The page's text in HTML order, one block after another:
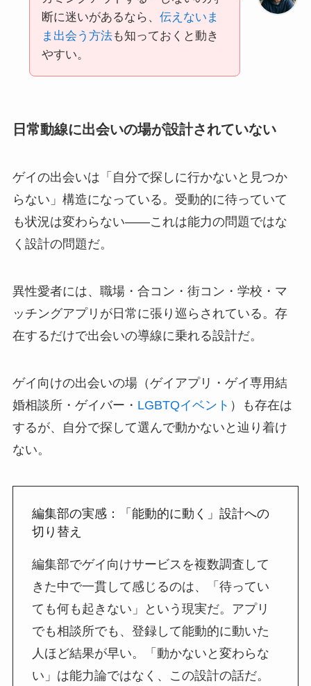
断に迷いがあるなら、 伝えないま
ま出会う方法も知っておくと動き
やすい。
日常動線に出会いの場が設計されていない
ゲイの出会いは「自分で探しに行かないと見つか
らない」構造になっている。受動的に待っていて
も状況は変わらない——これは能力の問題ではな
く設計の問題だ。
異性愛者には、職場・合コン・街コン・学校・マ
ッチングアプリが日常に張り巡らされている。存
在するだけで出会いの導線に乗れる設計だ。
ゲイ向けの出会いの場（ゲイアプリ・ゲイ専用結
婚相談所・ゲイバー・ LGBTQイベント ）も存在は
するが、自分で探して選んで動かないと辿り着け
ない。
編集部の実感：「能動的に動く」設計への
切り替え
編集部でゲイ向けサービスを複数調査して
きた中で一貫して感じるのは、「待ってい
ても何も起きない」という現実だ。アプリ
でも相談所でも、登録して能動的に動いた
人ほど結果が早い。「動かないと変わらな
い」は能力論ではなく、この設計の話だ。